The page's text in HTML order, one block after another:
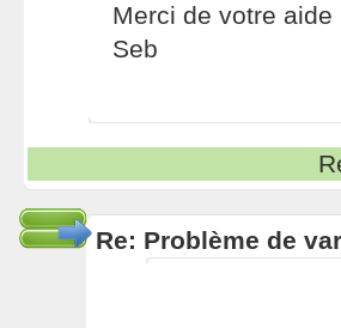
Merci de votre aide
Seb
Re: Problème de